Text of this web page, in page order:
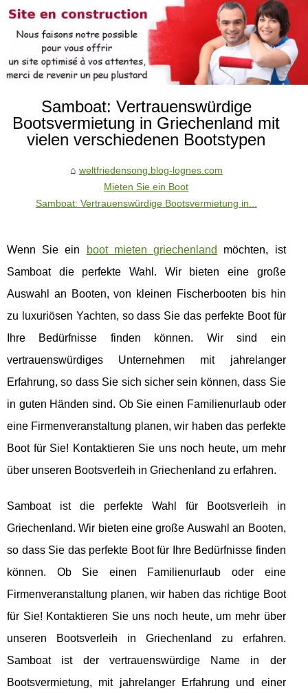
Samboat: Vertrauenswürdige
Bootsvermietung in Griechenland mit
vielen verschiedenen Bootstypen
weltfriedensong.blog-lognes.com
Mieten Sie ein Boot
Samboat: Vertrauenswürdige Bootsvermietung in...
Wenn Sie ein boot mieten griechenland
möchten, ist
Samboat die perfekte Wahl. Wir bieten eine große
Auswahl an Booten, von kleinen Fischerbooten bis hin
zu luxuriösen Yachten, so dass Sie das perfekte Boot für
Ihre Bedürfnisse finden können. Wir sind ein
vertrauenswürdiges Unternehmen mit jahrelanger
Erfahrung, so dass Sie sich sicher sein können, dass Sie
in guten Händen sind. Ob Sie einen Familienurlaub oder
eine Firmenveranstaltung planen, wir haben das perfekte
Boot für Sie! Kontaktieren Sie uns noch heute, um mehr
über unseren Bootsverleih in Griechenland zu erfahren.
Samboat ist die perfekte Wahl für Bootsverleih in
Griechenland. Wir bieten eine große Auswahl an Booten,
so dass Sie das perfekte Boot für Ihre Bedürfnisse finden
können. Ob Sie einen Familienurlaub oder eine
Firmenveranstaltung planen, wir haben das richtige Boot
für Sie! Kontaktieren Sie uns noch heute, um mehr über
unseren Bootsverleih in Griechenland zu erfahren.
Samboat ist der vertrauenswürdige Name in der
Bootsvermietung, mit jahrelanger Erfahrung und einer